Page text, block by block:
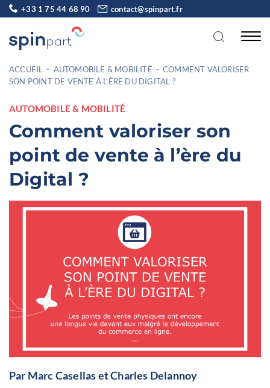
+33 1 75 44 68 90 contact@spinpart.fr
ACCUEIL - AUTOMOBILE & MOBILITÉ - COMMENT VALORISER
SON POINT DE VENTE À L’ÈRE DU DIGITAL ?
AUTOMOBILE & MOBILITÉ
Comment valoriser son
point de vente à l’ère du
Digital ?
Par Marc Casellas et Charles Delannoy